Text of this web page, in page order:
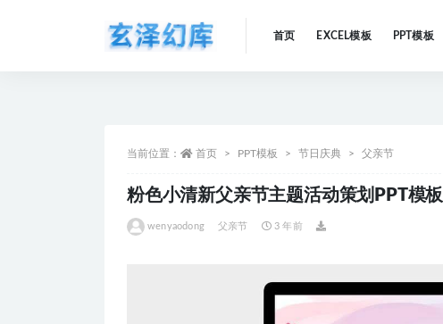
首页 EXCEL模板 PPT模板
当前位置： 首页 PPT模板 节日庆典 父亲节
粉色小清新父亲节主题活动策划PPT模板
wenyaodong 父亲节 3 年前